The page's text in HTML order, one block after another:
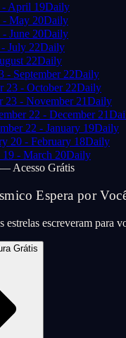
- April 19Daily
May 20Daily
June 20Daily
July 22Daily
22Daily
- September 22Daily
23 - October 22Daily
23 - November 21Daily
22 - December 21
22 - January 19Daily
20 - February 18Daily
19 - March 20Daily
Acesso Grátis
Espera por
estrelas escreveram para
Grátis